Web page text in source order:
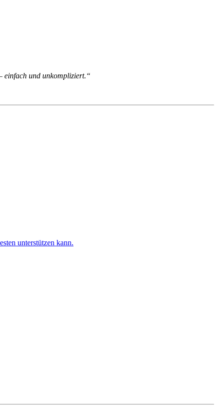
einfach und unkompliziert.“
unterstützen kann.